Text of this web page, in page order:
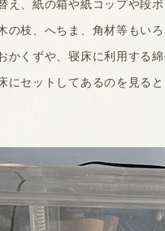
え、紙の箱や紙コップや段
枝、へちま、角材等もい
かくずや、寝床に利用する
にセットしてあるのを見る